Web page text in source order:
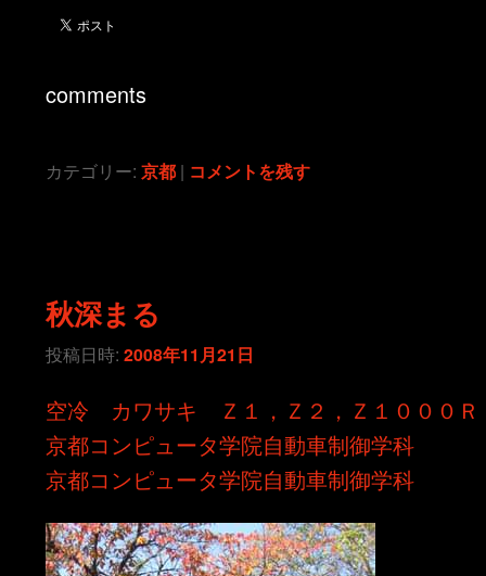
comments
カテゴリー: 京都 | コメントを残す
秋深まる
投稿日時:2008年11月21日
空冷 カワサキ Ｚ１，Ｚ２，Ｚ１０００Ｒ
京都コンピュータ学院自動車制御学科
京都コンピュータ学院自動車制御学科